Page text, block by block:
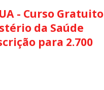
- Curso Gratuito
da Saúde
para 2.700